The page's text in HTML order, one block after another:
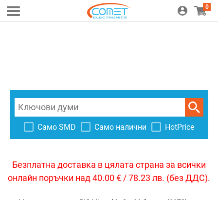
0
Само SMD Само налични HotPrice
Безплатна доставка в цялата страна за всички
онлайн поръчки над 40.00 € / 78.23 лв. (без ДДС).